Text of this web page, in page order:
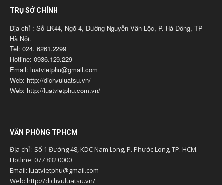
TRỤ SỞ CHÍNH
Địa chỉ : Số LK44, Ngõ 4, Đường Nguyễn Văn Lộc, P. Hà Đông, TP
Hà Nội.
Tel: 024. 6261.2299
Hotline: 0936.129.229
Email: luatvietphu@gmail.com
Web: http://dichvuluatsu.vn/
Web: http://luatvietphu.com.vn/
VĂN PHÒNG TPHCM
Địa chỉ : Số 1 Đường 48, KDC Nam Long, P. Phước Long, TP. HCM.
Hotline: 077 832 0000
Email: luatvietphu@gmail.com
Web: http://dichvuluatsu.vn/